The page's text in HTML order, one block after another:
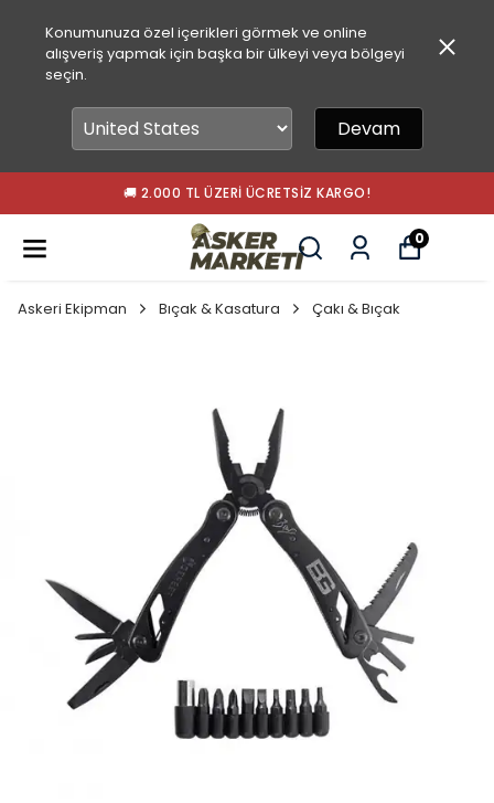
Konumunuza özel içerikleri görmek ve online
alışveriş yapmak için başka bir ülkeyi veya bölgeyi
seçin.
Devam
🚚 2.000 TL ÜZERI ÜCRETSIZ KARGO!
0
Askeri Ekipman Bıçak & Kasatura Çakı & Bıçak